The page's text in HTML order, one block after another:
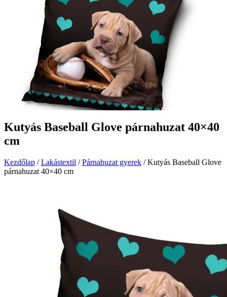
Kutyás Baseball Glove párnahuzat 40×40
cm
Kezdőlap /Lakástextil /Párnahuzat gyerek / Kutyás Baseball Glove
párnahuzat 40×40 cm